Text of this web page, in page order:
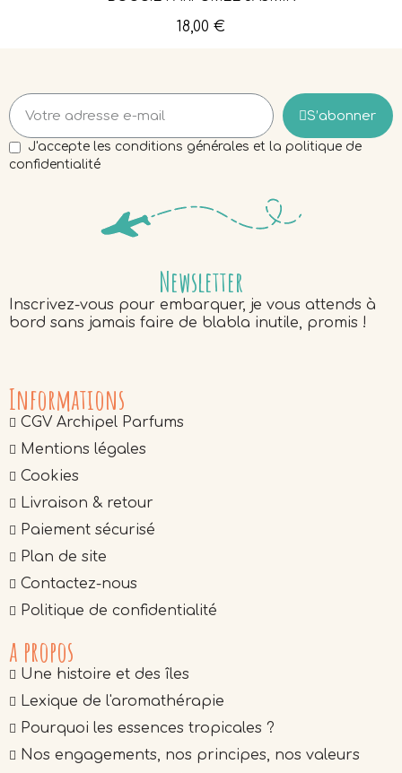
18,00 €
S’abonner
J'accepte les conditions générales et la politique de
confidentialité
Newsletter
Inscrivez-vous pour embarquer, je vous attends à
bord sans jamais faire de blabla inutile, promis !
Informations
CGV Archipel Parfums
Mentions légales
Cookies
Livraison & retour
Paiement sécurisé
Plan de site
Contactez-nous
Politique de confidentialité
a propos
Une histoire et des îles
Lexique de l'aromathérapie
Pourquoi les essences tropicales ?
Nos engagements, nos principes, nos valeurs